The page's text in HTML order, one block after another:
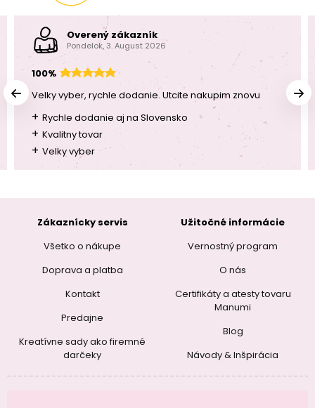
Overený zákazník
Pondelok, 3. August 2026
100%
Velky vyber, rychle dodanie. Utcite nakupim znovu
+ Rychle dodanie aj na Slovensko
+ Kvalitny tovar
+ Velky vyber
Zákaznícky servis
Všetko o nákupe
Doprava a platba
Kontakt
Predajne
Kreatívne sady ako firemné
darčeky
Užitočné informácie
Vernostný program
O nás
Certifikáty a atesty tovaru
Manumi
Blog
Návody & Inšpirácia